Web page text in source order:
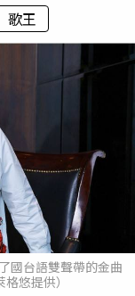
歌王
國台語雙聲帶的金曲
悠提供）